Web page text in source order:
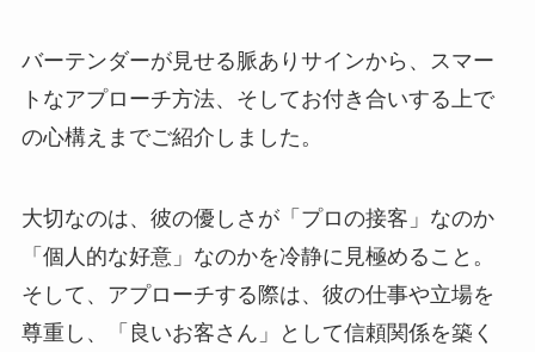
バーテンダーが見せる脈ありサインから、スマー
トなアプローチ方法、そしてお付き合いする上で
の心構えまでご紹介しました。
大切なのは、彼の優しさが「プロの接客」なのか
「個人的な好意」なのかを冷静に見極めること。
そして、アプローチする際は、彼の仕事や立場を
尊重し、「良いお客さん」として信頼関係を築く